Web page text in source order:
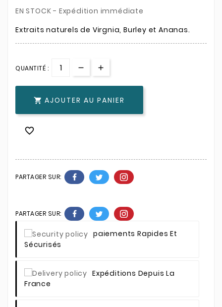
EN STOCK - Expédition immédiate
Extraits naturels de Virgnia, Burley et Ananas.
QUANTITÉ :
 AJOUTER AU PANIER

PARTAGER SUR:
PARTAGER SUR:
Paiements Rapides Et
Sécurisés
Expéditions Depuis La
France